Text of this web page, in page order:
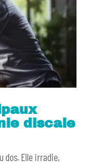
discale
dos. Elle irradie,